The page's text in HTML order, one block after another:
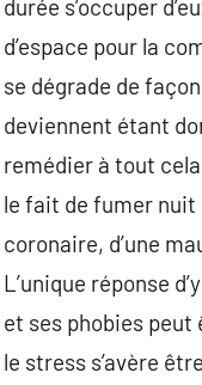
durée s’occuper
d’espace pour la
se dégrade de
deviennent étant
remédier à tout
le fait de fumer nuit
coronaire, d’une
L’unique réponse
et ses phobies
le stress s’avère